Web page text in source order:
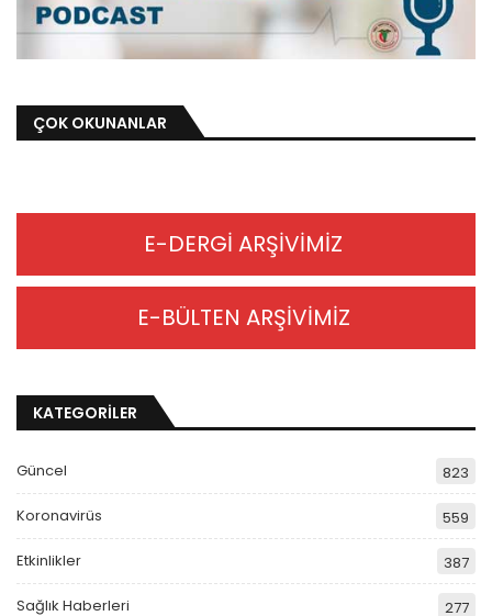
ÇOK OKUNANLAR
E-DERGİ ARŞİVİMİZ
E-BÜLTEN ARŞİVİMİZ
KATEGORİLER
Güncel 823
Koronavirüs 559
Etkinlikler 387
Sağlık Haberleri 277